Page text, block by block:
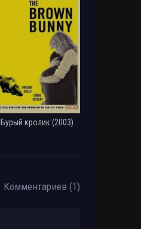
Бурый кролик (2003)
Комментариев (1)